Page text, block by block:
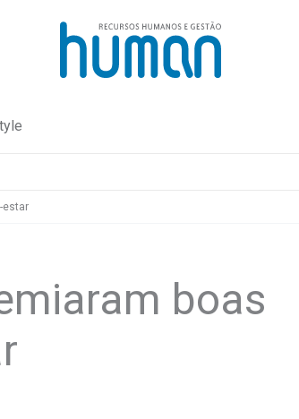
estar
boas